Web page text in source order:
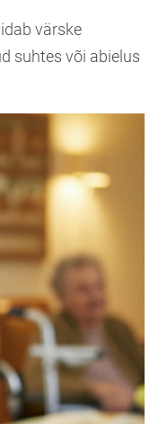
värske
suhtes või abielus